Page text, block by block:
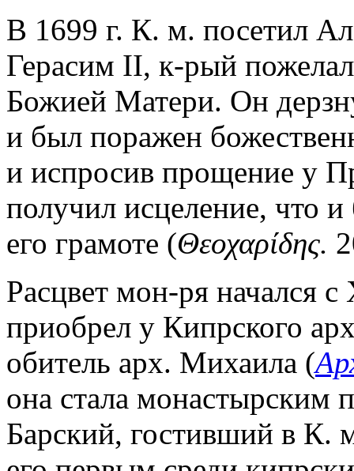
В 1699 г. К. м. посетил
Герасим II, к-рый
Божией Матери. Он
и был поражен
и испросив прощение у
получил исцеление, что и
его грамоте (Θεοχαρίδης.
Расцвет мон-ря начался
приобрел у Кипрского
обитель арх. Михаила (
она стала монастырским
Барский, гостивший в К.